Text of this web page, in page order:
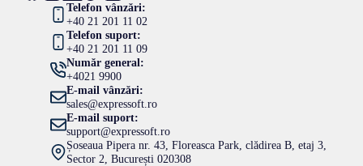
Telefon vânzări:
+40 21 201 11 02
Telefon suport:
+40 21 201 11 09
Număr general:
+4021 9900
E-mail vânzări:
sales@expressoft.ro
E-mail suport:
support@expressoft.ro
Șoseaua Pipera nr. 43, Floreasca Park, clădirea B, etaj 3,
Sector 2, București 020308